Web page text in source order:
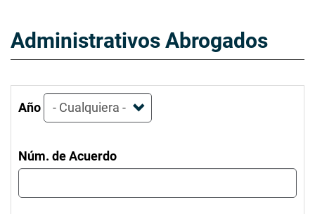
Administrativos Abrogados
Año
Núm. de Acuerdo